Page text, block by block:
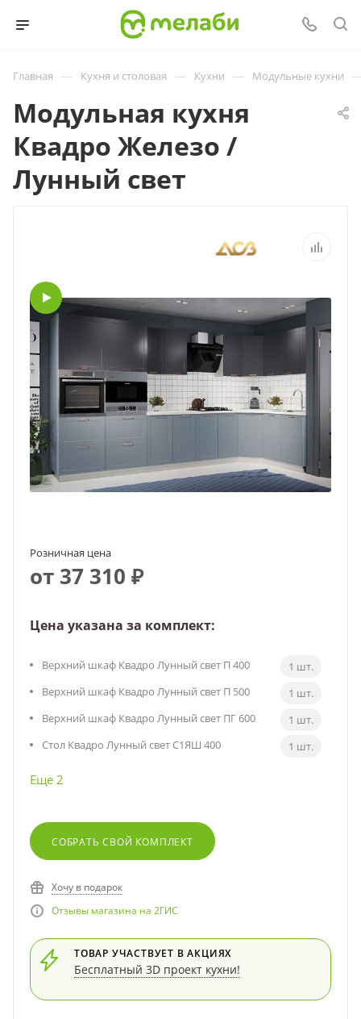
Главная — Кухня и столовая — Кухни — Модульные кухни
Модульная кухня
Квадро Железо /
Лунный свет
Розничная цена
от 37 310 ₽
Цена указана за комплект:
Верхний шкаф Квадро Лунный свет П 400
1 шт.
Верхний шкаф Квадро Лунный свет П 500
1 шт.
Верхний шкаф Квадро Лунный свет ПГ 600
1 шт.
Стол Квадро Лунный свет С1ЯШ 400
1 шт.
Еще 2
СОБРАТЬ СВОЙ КОМПЛЕКТ
Хочу в подарок
Отзывы магазина на 2ГИС
ТОВАР УЧАСТВУЕТ В АКЦИЯХ
Бесплатный 3D проект кухни!